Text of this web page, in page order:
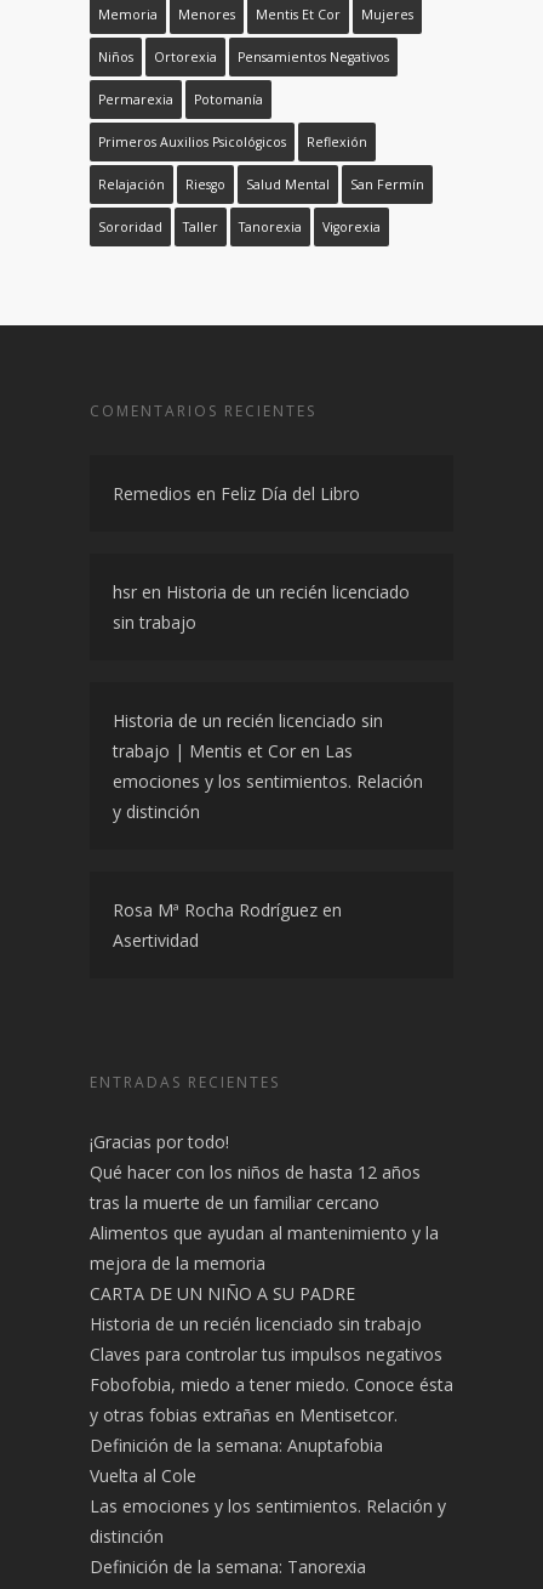
Memoria Menores Mentis Et Cor Mujeres
Niños Ortorexia Pensamientos Negativos
Permarexia Potomanía
Primeros Auxilios Psicológicos Reflexión
Relajación Riesgo Salud Mental San Fermín
Sororidad Taller Tanorexia Vigorexia
COMENTARIOS RECIENTES
Remedios en Feliz Día del Libro
hsr en Historia de un recién licenciado
sin trabajo
Historia de un recién licenciado sin
trabajo | Mentis et Cor en Las
emociones y los sentimientos. Relación
y distinción
Rosa Mª Rocha Rodríguez en
Asertividad
ENTRADAS RECIENTES
¡Gracias por todo!
Qué hacer con los niños de hasta 12 años
tras la muerte de un familiar cercano
Alimentos que ayudan al mantenimiento y la
mejora de la memoria
CARTA DE UN NIÑO A SU PADRE
Historia de un recién licenciado sin trabajo
Claves para controlar tus impulsos negativos
Fobofobia, miedo a tener miedo. Conoce ésta
y otras fobias extrañas en Mentisetcor.
Definición de la semana: Anuptafobia
Vuelta al Cole
Las emociones y los sentimientos. Relación y
distinción
Definición de la semana: Tanorexia